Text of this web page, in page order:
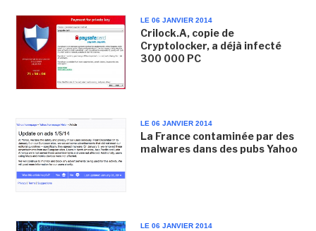
LE 06 JANVIER 2014
Crilock.A, copie de
Cryptolocker, a déjà infecté
300 000 PC
LE 06 JANVIER 2014
La France contaminée par des
malwares dans des pubs Yahoo
LE 06 JANVIER 2014